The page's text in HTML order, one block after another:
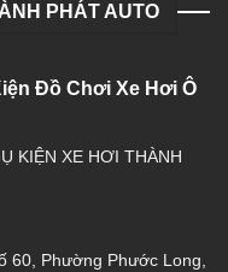
PHÁT AUTO
Đồ Chơi Xe Hơi Ô
KIỆN XE HƠI THÀNH
60, Phường Phước Long,